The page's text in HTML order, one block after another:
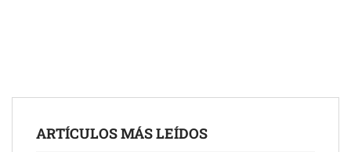
UrbanPay lanza en 19 mercados europeos su solución de pagos
ARTÍCULOS MÁS LEÍDOS